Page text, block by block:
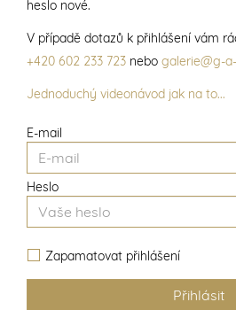
E-mail
Heslo
Zapamatovat přihlášení
heslo nové.
V případě dotazů k přihlášení vám
+420 602 233 723 nebo galerie@g-
Jednoduchý videonávod jak na to...